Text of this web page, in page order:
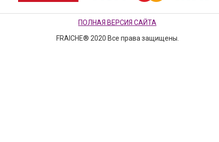
ПОЛНАЯ ВЕРСИЯ САЙТА
FRAICHE® 2020 Все права защищены.